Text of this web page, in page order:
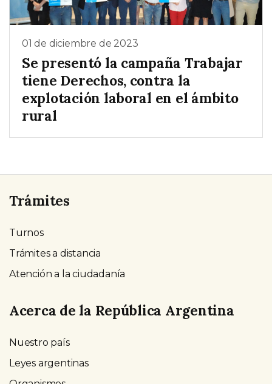
01 de diciembre de 2023
Se presentó la campaña Trabajar
tiene Derechos, contra la
explotación laboral en el ámbito
rural
Trámites
Turnos
Trámites a distancia
Atención a la ciudadanía
Acerca de la República Argentina
Nuestro país
Leyes argentinas